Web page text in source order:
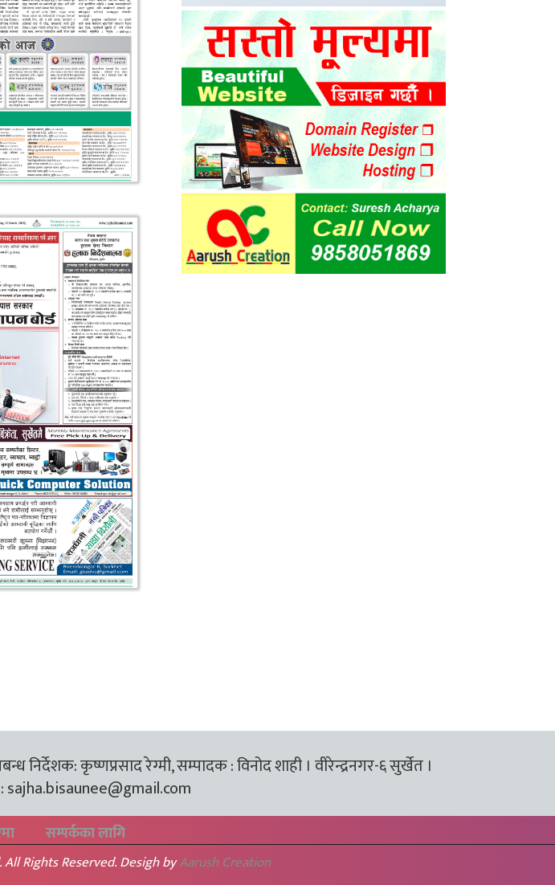
निर्देशक: कृष्णप्रसाद रेग्मी, सम्पादक : विनोद शाही । वीरेन्द्रनगर-६ सुर्खेत ।
sajha.bisaunee@gmail.com
सम्पर्कका लागि
Rights Reserved. Desigh byAarush Creation